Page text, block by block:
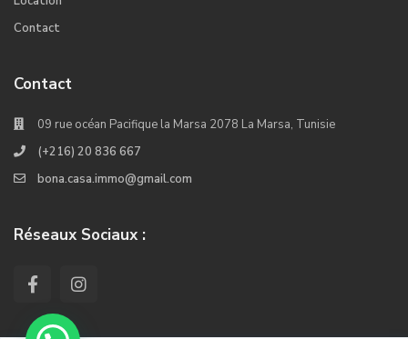
Contact
Contact
09 rue océan Pacifique la Marsa 2078 La Marsa, Tunisie
(+216) 20 836 667
bona.casa.immo@gmail.com
Réseaux Sociaux :